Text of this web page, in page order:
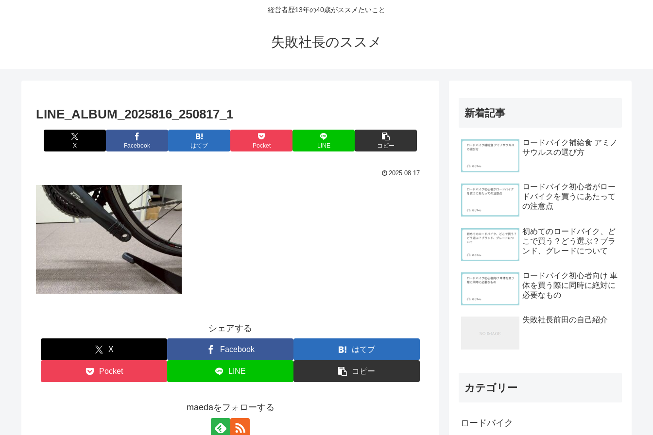
経営者歴13年の40歳がススメたいこと
失敗社長のススメ
LINE_ALBUM_2025816_250817_1
X Facebook はてブ Pocket LINE コピー
2025.08.17
シェアする
X Facebook はてブ
Pocket LINE コピー
maedaをフォローする
新着記事
ロードバイク補給食 アミノ
サウルスの選び方
ロードバイク初心者がロー
ドバイクを買うにあたって
の注意点
初めてのロードバイク、ど
こで買う？どう選ぶ？ブラ
ンド、グレードについて
ロードバイク初心者向け 車
体を買う際に同時に絶対に
必要なもの
失敗社長前田の自己紹介
カテゴリー
ロードバイク